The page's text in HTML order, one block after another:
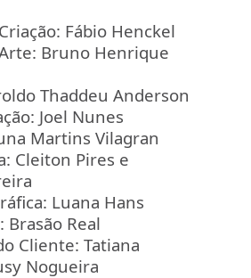
Fábio Henckel
Bruno Henrique
Thaddeu Anderson
Joel Nunes
Martins Vilagran
Cleiton Pires e
Luana Hans
Brasão Real
Cliente: Tatiana
Nogueira